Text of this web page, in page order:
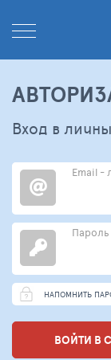
Вход в
Email -
Пароль
НАПОМНИТЬ
ВОЙТИ В